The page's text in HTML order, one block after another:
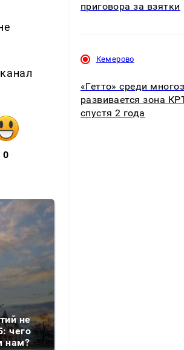
0
не
чего
нам?
приговора за взятки
Кемерово
«Гетто» среди
развивается зона
спустя 2 года